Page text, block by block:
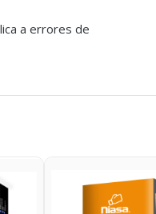
a errores de